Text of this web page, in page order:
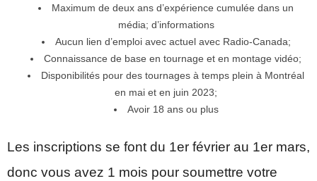
Maximum de deux ans d’expérience cumulée dans un
média; d’informations
Aucun lien d’emploi avec actuel avec Radio-Canada;
Connaissance de base en tournage et en montage vidéo;
Disponibilités pour des tournages à temps plein à Montréal
en mai et en juin 2023;
Avoir 18 ans ou plus
Les inscriptions se font du 1er février au 1er mars,
donc vous avez 1 mois pour soumettre votre